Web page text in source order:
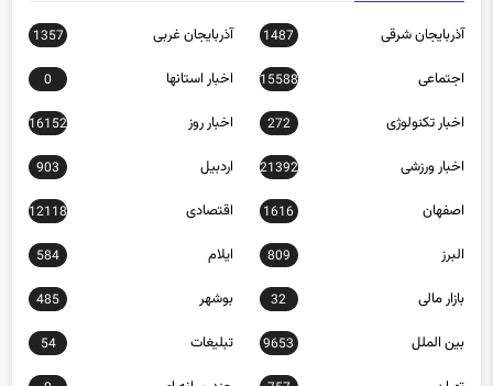
اجتماعی 15588 اخبار استانها 0
اخبار تکنولوژی 272 اخبار روز 16152
اخبار ورزشی 21392 اردبیل 903
اصفهان 1616 اقتصادی 12118
البرز 809
584
بازار مالی 32 بوشهر 485
بین الملل 9653 تبلیغات 54
تهران 757 چند رسانه ای 0